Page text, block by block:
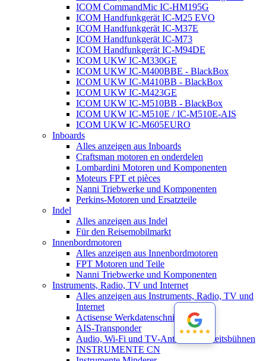
ICOM CommandMic IC-HM195G
ICOM Handfunkgerät IC-M25 EVO
ICOM Handfunkgerät IC-M37E
ICOM Handfunkgerät IC-M73
ICOM Handfunkgerät IC-M94DE
ICOM UKW IC-M330GE
ICOM UKW IC-M400BBE - BlackBox
ICOM UKW IC-M410BB - BlackBox
ICOM UKW IC-M423GE
ICOM UKW IC-M510BB - BlackBox
ICOM UKW IC-M510E / IC-M510E-AIS
ICOM UKW IC-M605EURO
Inboards
Alles anzeigen aus Inboards
Craftsman motoren en onderdelen
Lombardini Motoren und Komponenten
Moteurs FPT et pièces
Nanni Triebwerke und Komponenten
Perkins-Motoren und Ersatzteile
Indel
Alles anzeigen aus Indel
Für den Reisemobilmarkt
Innenbordmotoren
Alles anzeigen aus Innenbordmotoren
FPT Motoren und Teile
Nanni Triebwerke und Komponenten
Instruments, Radio, TV und Internet
Alles anzeigen aus Instruments, Radio, TV und
Internet
Actisense Werkdatenschnitt
AIS-Transponder
Audio, Wi-Fi und TV-Antennen-Arbeitsbühnen
INSTRUMENTE CN
★★★★★
★★★★★